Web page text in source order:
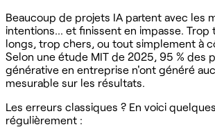
Beaucoup de projets IA partent avec les
intentions... et finissent en impasse.
longs, trop chers, ou tout simplement à
Selon une étude MIT de 2025, 95 % des
générative en entreprise n'ont généré
mesurable sur les résultats.
Les erreurs classiques ? En voici
régulièrement :